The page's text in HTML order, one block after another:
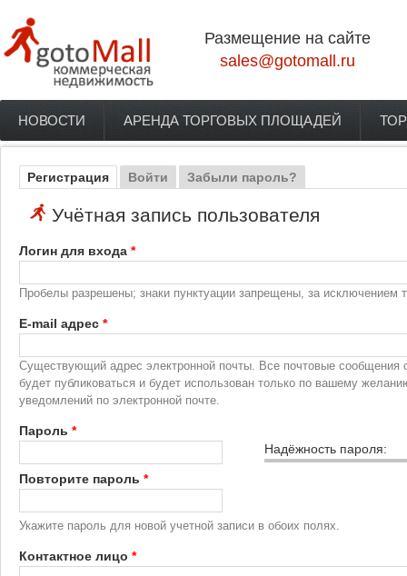
Размещение на сайте
sales@gotomall.ru
Главное меню
НОВОСТИ АРЕНДА ТОРГОВЫХ ПЛОЩАДЕЙ
Главные вкладки
Регистрация (активная вкладка)
Войти Забыли пароль?
Учётная запись пользователя
Логин для входа *
Пробелы разрешены; знаки пунктуации запрещены, за исключением
E-mail адрес *
Существующий адрес электронной почты. Все почтовые сообщения
будет публиковаться и будет использован только по вашему
уведомлений по электронной почте.
Надёжность пароля:
Пароль *
Повторите пароль *
Укажите пароль для новой учетной записи в обоих полях.
Контактное лицо *